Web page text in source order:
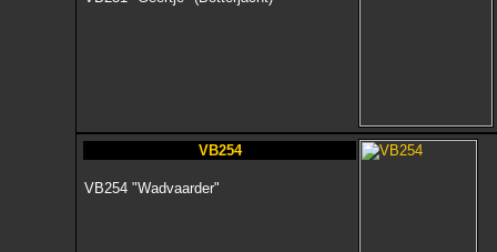
VB254
VB254 "Wadvaarder"